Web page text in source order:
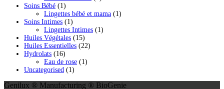
Soins Bébé 11
produit
Lingettes bébé et mama 11
Soins Intimes 11
produit
Lingettes Intimes 11
Huiles Végétales 1515
produits
Huiles Essentielles 2222
Hydrolats 1616
produits
Eau de rose 11
Uncategorised 11
Genilux ® Manufacturing ® BioGenie